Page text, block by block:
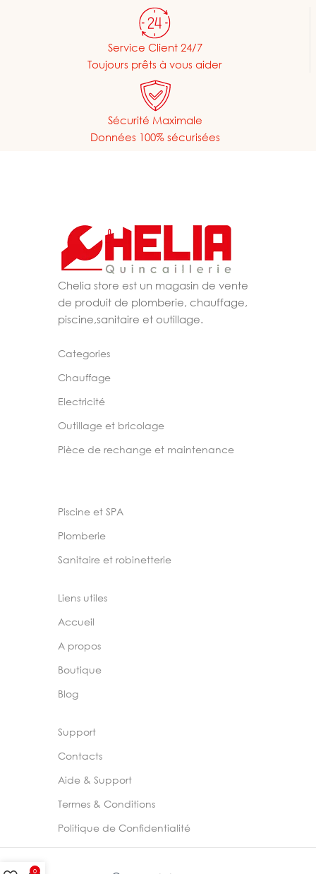
Service Client 24/7
Toujours prêts à vous aider
Sécurité Maximale
Données 100% sécurisées
Chelia store est un magasin de vente
de produit de plomberie, chauffage,
piscine,sanitaire et outillage.
Categories
Chauffage
Electricité
Outillage et bricolage
Pièce de rechange et maintenance
Piscine et SPA
Plomberie
Sanitaire et robinetterie
Liens utiles
Accueil
A propos
Boutique
Blog
Support
Contacts
Aide & Support
Termes & Conditions
Politique de Confidentialité
0